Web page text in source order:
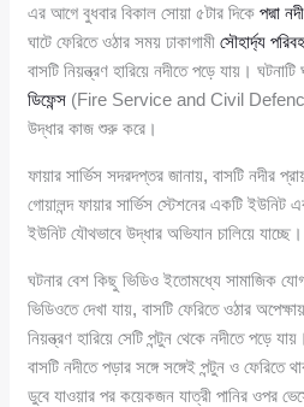
এর আগে বুধবার বিকাল সোয়া ৫টার দিকেপদ্মা নদী
ঘাটে ফেরিতে ওঠার সময় ঢাকাগামীসৌহার্দ্য
বাসটি নিয়ন্ত্রণ হারিয়ে নদীতে পড়ে যায়।
ডিফেন্স (Fire Service and Civil
উদ্ধার কাজ শুরু করে।
ফায়ার সার্ভিস সদরদপ্তর জানায়, বাসটি নদীর
গোয়ালন্দ ফায়ার সার্ভিস স্টেশনের একটি ইউনিট
ইউনিট যৌথভাবে উদ্ধার অভিযান চালিয়ে যাচ্ছে।
ঘটনার বেশ কিছু ভিডিও ইতোমধ্যে সামাজিক
ভিডিওতে দেখা যায়, বাসটি ফেরিতে ওঠার
নিয়ন্ত্রণ হারিয়ে সেটি পন্টুন থেকে নদীতে পড়ে
বাসটি নদীতে পড়ার সঙ্গে সঙ্গেই পন্টুন ও
ডুবে যাওয়ার পর কয়েকজন যাত্রী পানির ওপর